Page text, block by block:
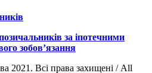
за іпотечними
зобов’язання
2021. Всі права захищені / All